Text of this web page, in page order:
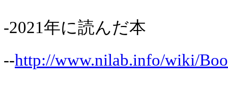
-2021年に読んだ本
--http://www.nilab.info/wiki/